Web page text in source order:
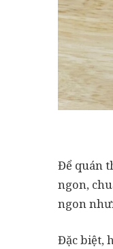
Để quán
ngon,
ngon
Đặc biệt,